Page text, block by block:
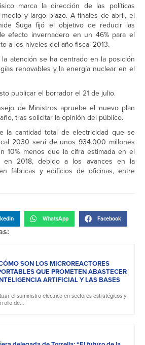
marca la dirección de las políticas
y largo plazo. A finales de abril, el
Suga fijó el objetivo de reducir las
efecto invernadero en un 46% para el
a los niveles del año fiscal 2013.
atención se ha centrado en la posición
renovables y la energía nuclear en el
publicar el borrador el 21 de julio.
de Ministros apruebe el nuevo plan
tras solicitar la opinión del público.
la cantidad total de electricidad que se
2030 será de unos 934.000 millones
10% menos que la cifra estimada en el
en 2018, debido a los avances en la
fábricas y edificios de oficinas, entre
WhatsApp Facebook
SON LOS MICROREACTORES
QUE PROMETEN ABASTECER
ARTIFICIAL Y LAS BASES
el suministro eléctrico en sectores estratégicos y
de...